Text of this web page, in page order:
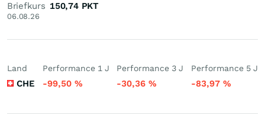
Briefkurs
06.08.26
150,74 PKT
Land
CHE
Performance 1 J
-99,50 %
Performance 3 J
-30,36%
Performance 5 J
-83,97 %